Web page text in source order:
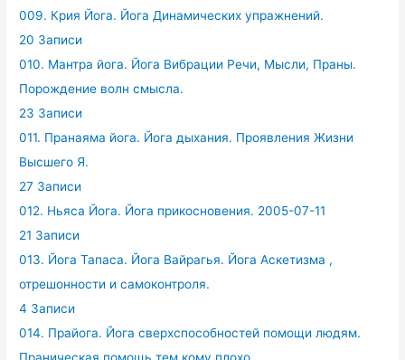
009. Крия Йога. Йога Динамических упражнений.
20 Записи
010. Мантра йога. Йога Вибрации Речи, Мысли, Праны.
Порождение волн смысла.
23 Записи
011. Пранаяма йога. Йога дыхания. Проявления Жизни
Высшего Я.
27 Записи
012. Ньяса Йога. Йога прикосновения. 2005-07-11
21 Записи
013. Йога Тапаса. Йога Вайрагья. Йога Аскетизма ,
отрешонности и самоконтроля.
4 Записи
014. Прайога. Йога сверхспособностей помощи людям.